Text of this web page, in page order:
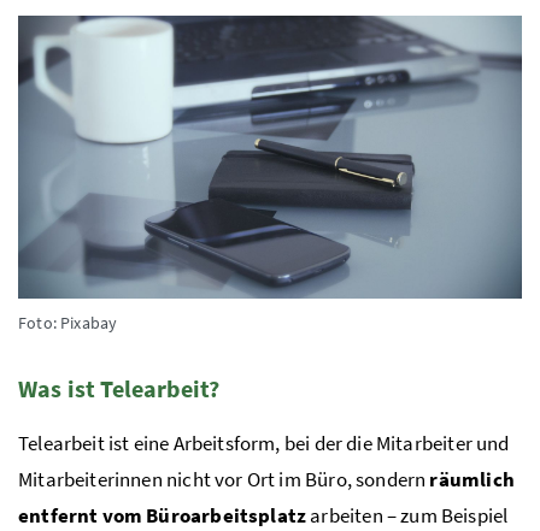
Foto: Pixabay
Was ist Telearbeit?
Telearbeit ist eine Arbeitsform, bei der die Mitarbeiter und
Mitarbeiterinnen nicht vor Ort im Büro, sondern räumlich
entfernt vom Büroarbeitsplatzarbeiten – zum Beispiel